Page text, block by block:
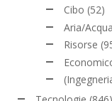
Cibo (52)
Aria/Acqua
Risorse